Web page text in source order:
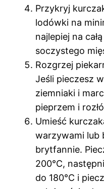
Przykryj
lodówki na
najlepiej na
soczystego
Rozgrzej
Jeśli pieczesz
ziemniaki i
pieprzem i
Umieść
warzywami lub
brytfannie.
200°C,
do 180°C i